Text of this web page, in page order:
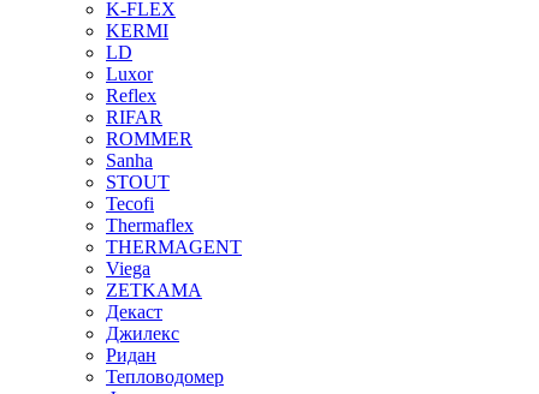
K-FLEX
KERMI
LD
Luxor
Reflex
RIFAR
ROMMER
Sanha
STOUT
Tecofi
Thermaflex
THERMAGENT
Viega
ZETKAMA
Декаст
Джилекс
Ридан
Тепловодомер